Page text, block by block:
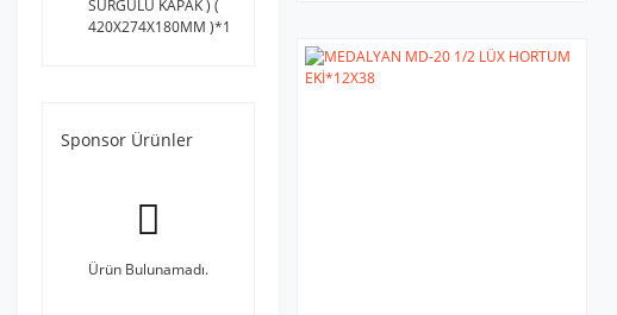
SÜRGÜLÜ KAPAK ) (
420X274X180MM )*1
Sponsor Ürünler
Ürün Bulunamadı.